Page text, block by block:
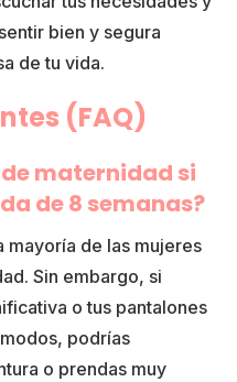
bien y segura
de tu vida.
(FAQ)
maternidad si
de 8 semanas?
mayoría de las mujeres
Sin embargo, si
o tus pantalones
podrías
o prendas muy